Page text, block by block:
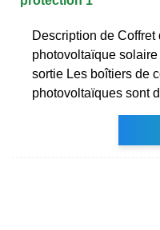
Description de
photovoltaïque
sortie Les boîtiers de
photovoltaïques sont